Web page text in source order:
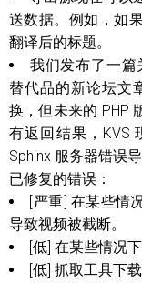
送数据。例如，如
翻译后的标题。
我们发布了一篇
替代品的新论坛文
换，但未来的 PHP
有返回结果，KVS
Sphinx 服务器错误
已修复的错误：
[严重] 在某些情
导致视频被截断。
[低] 在某些情况
[低] 抓取工具下